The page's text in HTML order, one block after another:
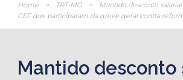
Home > TRT-MG >
Mantido desconto
CEF que participaram da greve geral contra
Mantido desconto